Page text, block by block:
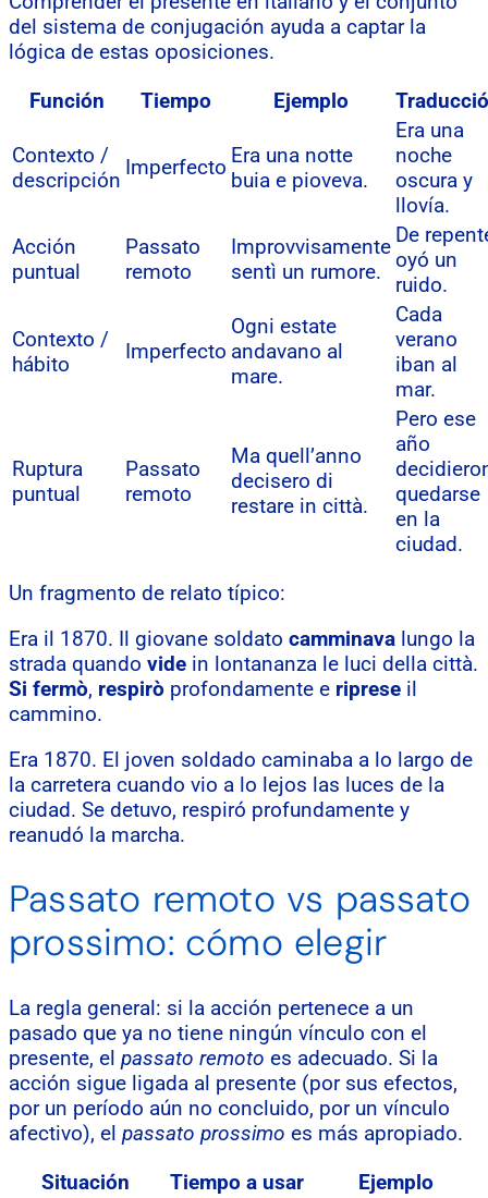
del sistema de conjugación ayuda a captar la
lógica de estas oposiciones.
Función
Tiempo Ejemplo
Contexto /
descripción
Imperfecto Era una notte
buia e pioveva.
Era una
noche
oscura y
llovía.
Acción
puntual
Passato
remoto
Improvvisamente
sentì un rumore.
De
oyó un
ruido.
Contexto /
hábito
Imperfecto
Ogni estate
andavano al
mare.
Cada
verano
iban al
mar.
Ruptura
puntual
Passato
remoto
Ma quell’anno
decisero di
restare in città.
Pero ese
año
quedarse
en la
ciudad.
Un fragmento de relato típico:
Era il 1870. Il giovane soldato camminava lungo la
strada quando vide in lontananza le luci della città.
Si fermò, respirò profondamente e riprese il
cammino.
Era 1870. El joven soldado caminaba a lo largo de
la carretera cuando vio a lo lejos las luces de la
ciudad. Se detuvo, respiró profundamente y
reanudó la marcha.
Passato remoto vs passato
prossimo: cómo elegir
La regla general: si la acción pertenece a un
pasado que ya no tiene ningún vínculo con el
presente, el passato remoto es adecuado. Si la
acción sigue ligada al presente (por sus efectos,
por un período aún no concluido, por un vínculo
afectivo), el passato prossimo es más apropiado.
Situación
Tiempo a usar
Ejemplo